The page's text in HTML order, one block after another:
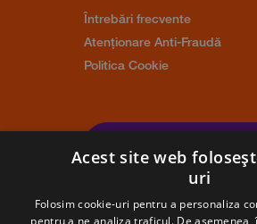
Întrebări frecvente
Atenționare Anti-Fraudă
Politica Cookie
Acest site web
uri
Folosim cookie-uri pentru a personaliza
pentru a ne analiza traficul. De